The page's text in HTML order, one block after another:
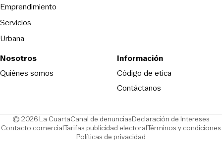
Emprendimiento
Servicios
Urbana
Nosotros
Quiénes somos
Información
Código de eticaOpens in new
Contáctanos
© 2026 La CuartaCanal de denunciasOpens in new window
Declaración de Intereses
Contacto comercialOpens in new window
Tarifas publicidad electoralOpens in new window
Términos y condiciones
Políticas de privacidad